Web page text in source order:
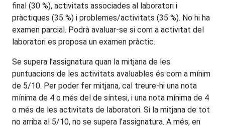
final (30 %), activitats associades al laboratori i
pràctiques (35 %) i problemes/activitats (35 %). No hi ha
examen parcial. Podrà avaluar-se si com a activitat del
laboratori es proposa un examen pràctic.
Se supera l’assignatura quan la mitjana de les
puntuacions de les activitats avaluables és com a mínim
de 5/10. Per poder fer mitjana, cal treure-hi una nota
mínima de 4 o més del de síntesi, i una nota mínima de 4
o més de les activitats de laboratori. Si la mitjana de tot
no arriba al 5/10, no se supera l’assignatura. A més, en